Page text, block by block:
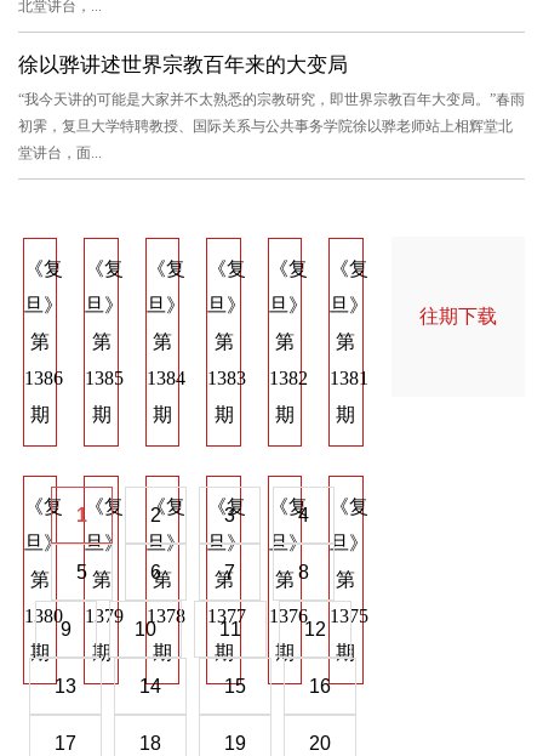
北堂讲台，...
徐以骅讲述世界宗教百年来的大变局
“我今天讲的可能是大家并不太熟悉的宗教研究，即世界宗教百年大变局。”春雨
初霁，复旦大学特聘教授、国际关系与公共事务学院徐以骅老师站上相辉堂北
堂讲台，面...
《复
旦》
第
1386
期
《复
旦》
第
1385
期
《复
旦》
第
1384
期
《复
旦》
第
1383
期
《复
旦》
第
1382
期
《复
旦》
第
1381
期
《复
旦》
第
1380
期
《复
旦》
第
1379
期
《复
旦》
第
1378
期
《复
旦》
第
1377
期
《复
旦》
第
1376
期
《复
旦》
第
1375
期
旦》
1 2 3 4
5 6 7 8
9 10 11 12
13 14 15 16
17 18 19 20
往期下载